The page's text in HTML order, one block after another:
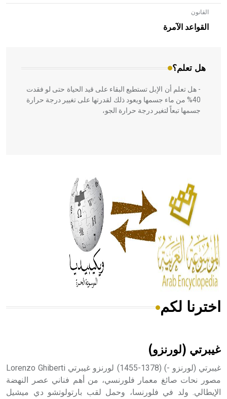
القانون
القواعد الآمرة
هل تعلم؟
- هل تعلم أن الأبلق نوع من الفنون الهندسية التي ارتبطت
بالعمارة الإسلامية في بلاد الشام ومصر خاصة، حيث يحرص
المعمار على بناء مداميكه وخاصة في الواجهات
- هل تعلم أن الإبل تستطيع البقاء على قيد الحياة حتى لو فقدت
40% من ماء جسمها ويعود ذلك لقدرتها على تغيير درجة حرارة
جسمها تبعاً لتغير درجة حرارة الجو،
الحكم، الأدلة، تنظيم التغذية، ورسالته في جروح الرأس. ويعود
له الفضل بأنه حرر الطب من الدين والفلسفة.
- هل تعلم أن المرجان إفراز حيواني يتكون في البحر ويتركب
من مادة كربونات الكلسيوم، وهو أحمر أو شديد الحمرة وهو
أجود أنواعه، ويمتاز بكبر الحجم ويسمى الش
هل تعلم أن الأبسيد كلمة فرنسية اللفظ تم اعتمادها مصطلحاً
- هل تعلم أن أبجر Abgar اسم معروف جيداً يعود إلى عدد من
اخترنا لكم
غيبرتي (لورنزو)
غيبرتي (لورنزو -) (1378-1455) لورنزو غيبرتي Lorenzo Ghiberti
مصور نحات صائغ معمار فلورنسي، من أهم فناني عصر النهضة
الإيطالي. ولد في فلورنسا، وحمل لقب بارتولوتشو دي ميشيل